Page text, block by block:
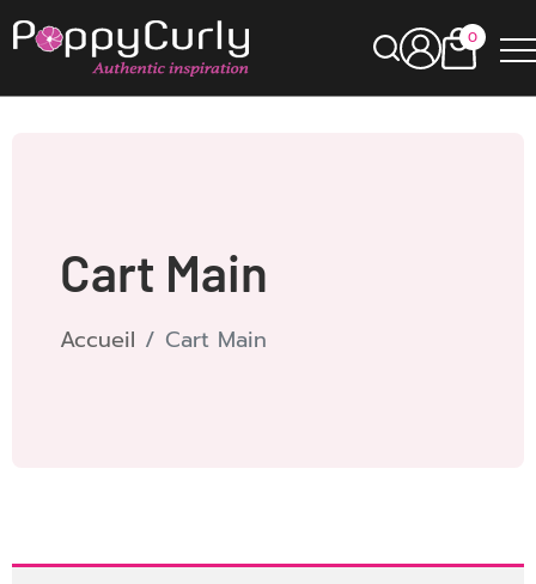
0
Cart Main
Accueil Cart Main